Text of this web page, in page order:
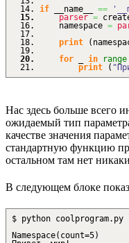
if __name__ ==
parser =
namespace =
print
(
for
in range
print
(
Нас здесь больше всего
ожидаемый тип
качестве значения
стандартную функцию
остальном там нет
В следующем блоке
$ python
Namespace(count=5)